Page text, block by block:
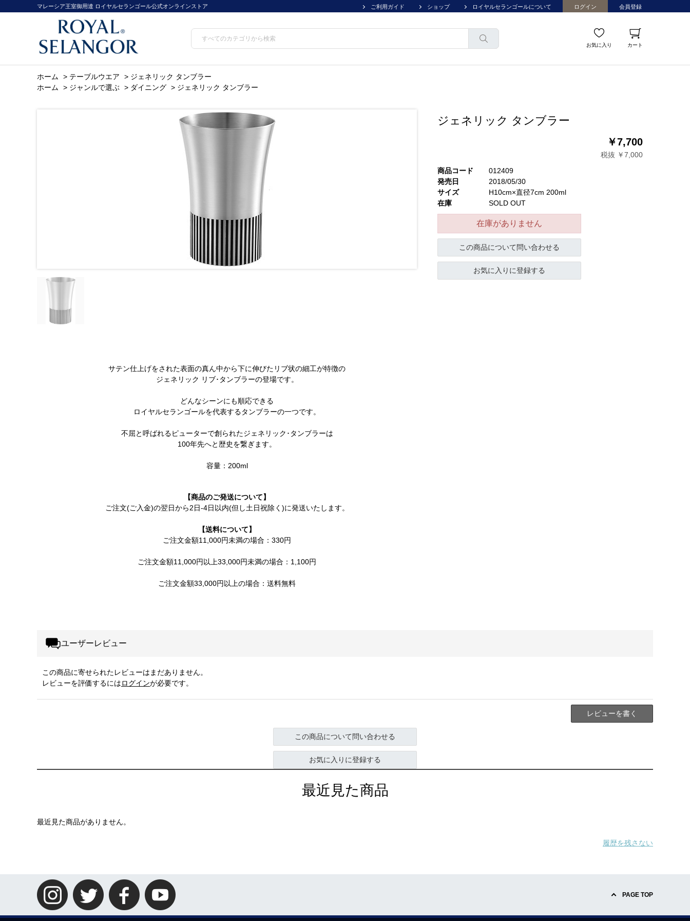
マレーシア王室御用達 ロイヤルセランゴール公式オンラインストア ご利用ガイド ショップ ロイヤルセランゴールについて ログイン 会員登録
お気に入り カート
ホーム > テーブルウエア > ジェネリック タンブラー
ホーム
> ジャンルで選ぶ > ダイニング > ジェネリック タンブラー
サテン仕上げをされた表面の真ん中から下に伸びたリブ状の細工が特徴の
ジェネリック リブ･タンブラーの登場です。
どんなシーンにも順応できる
ロイヤルセランゴールを代表するタンブラーの一つです。
不屈と呼ばれるピューターで創られたジェネリック･タンブラーは
100年先へと歴史を繋ぎます。
容量：200ml
【商品のご発送について】
ご注文(ご入金)の翌日から2日-4日以内(但し土日祝除く)に発送いたします。
【送料について】
ご注文金額11,000円未満の場合：330円
ご注文金額11,000円以上33,000円未満の場合：1,100円
ご注文金額33,000円以上の場合：送料無料
ジェネリック タンブラー
￥7,700
税抜 ￥7,000
商品コード
012409
発売日
2018/05/30
サイズ
H10cm×直径7cm 200ml
在庫
SOLD OUT
在庫がありません
この商品について問い合わせる
お気に入りに登録する
ユーザーレビュー
この商品に寄せられたレビューはまだありません。
レビューを評価するにはログインが必要です。
レビューを書く
この商品について問い合わせる
お気に入りに登録する
最近見た商品
最近見た商品がありません。
履歴を残さない
PAGE TOP